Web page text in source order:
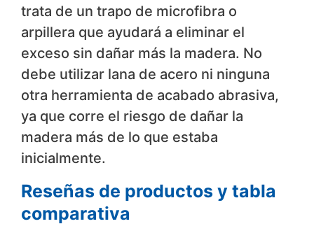
trata de un trapo de microfibra o
arpillera que ayudará a eliminar el
exceso sin dañar más la madera. No
debe utilizar lana de acero ni ninguna
otra herramienta de acabado abrasiva,
ya que corre el riesgo de dañar la
madera más de lo que estaba
inicialmente.
Reseñas de productos y tabla
comparativa